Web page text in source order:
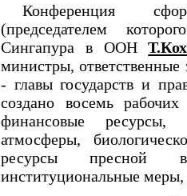
Конференция
(председателем
Сингапура в ООНТ.Кох
министры,
- главы государств и
создано восемь
финансовые ресурсы,
атмосферы,
ресурсы пресной
институциональные меры,